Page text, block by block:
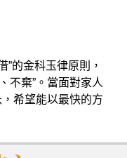
”的金科玉律原則，
不棄”。當面對家人
希望能以最快的方